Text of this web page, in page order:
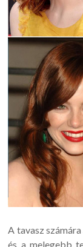
A tavasz
és a melegebb